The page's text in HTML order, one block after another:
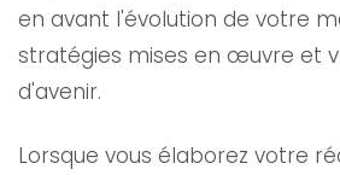
en avant l'évolution de votre
stratégies mises en œuvre et
d'avenir.
Lorsque vous élaborez votre